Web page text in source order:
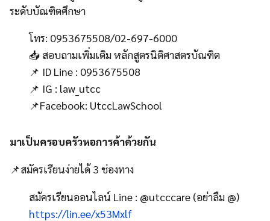
ระดับบัณฑิตศึกษา
โทร: 0953675508/02-697-6000
📥 สอบถามเพิ่มเติม หลักสูตรนิติศาสตรบัณฑิต
📌 ID Line : 0953675508
📌 IG : law_utcc
📌Facebook: UtccLawSchool
มาเป็นครอบครัวหอการค้าด้วยกัน
📌สมัครเรียนง่ายได้ 3 ช่องทาง
สมัครเรียนออนไลน์ Line : @utcccare (อย่าลืม @)
https://lin.ee/x53Mxlf